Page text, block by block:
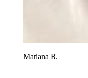
Mariana B.